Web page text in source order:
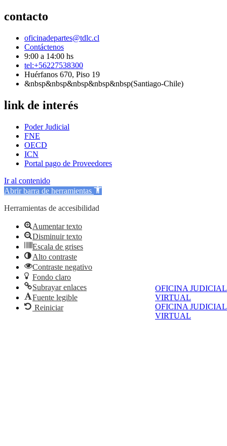
OFICINA JUDICIAL
VIRTUAL
OFICINA JUDICIAL
VIRTUAL
contacto
oficinadepartes@tdlc.cl
Contáctenos
9:00 a 14:00 hs
tel:+56227538300
Huérfanos 670, Piso 19
&nbsp&nbsp&nbsp&nbsp&nbsp(Santiago-Chile)
link de interés
Poder Judicial
FNE
OECD
ICN
Portal pago de Proveedores
Ir al contenido
Abrir barra de herramientas
Herramientas de accesibilidad
Aumentar texto
Disminuir texto
Escala de grises
Alto contraste
Contraste negativo
Fondo claro
Subrayar enlaces
Fuente legible
Reiniciar